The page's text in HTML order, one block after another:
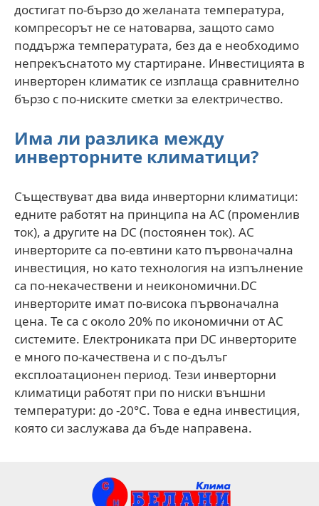
достигат по-бързо до желаната температура,
компресорът не се натоварва, защото само
поддържа температурата, без да е необходимо
непрекъснатото му стартиране. Инвестицията в
инверторен климатик се изплаща сравнително
бързо с по-ниските сметки за електричество.
Има ли разлика между
инверторните климатици?
Съществуват два вида инверторни климатици:
едните работят на принципа на АС (променлив
ток), а другите на DC (постоянен ток). AC
инверторите са по-евтини като първоначална
инвестиция, но като технология на изпълнение
са по-некачествени и неикономични.DC
инверторите имат по-висока първоначална
цена. Те са с около 20% по икономични от АС
системите. Електрониката при DC инверторите
е много по-качествена и с по-дълъг
експлоатационен период. Тези инверторни
климатици работят при по ниски външни
температури: до -20°С. Това е една инвестиция,
която си заслужава да бъде направена.